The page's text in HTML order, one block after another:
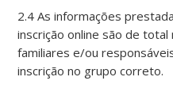
2.4 As informações
inscrição online são de
familiares e/ou
inscrição no grupo correto.